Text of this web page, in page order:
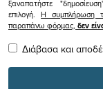
ξαναπατήστε
επιλογή.Η συμπλήρωση
παραπάνω φόρμας, δεν
Διάβασα και